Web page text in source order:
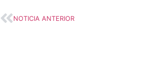
NOTICIA ANTERIOR